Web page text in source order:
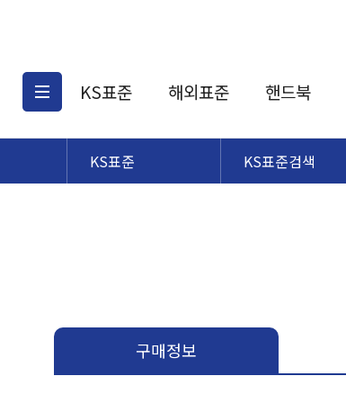
KS표준
KS표준검색
해외표준
해외표준검색
핸드북
KS표준 KS표준검색
구매정보